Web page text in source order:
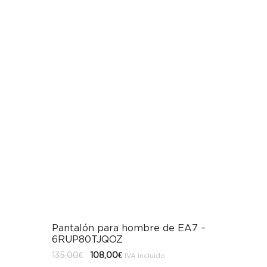
Pantalón para hombre de EA7 –
6RUP80TJQOZ
135,00€
El
precio
108,00€ElIVA incluido